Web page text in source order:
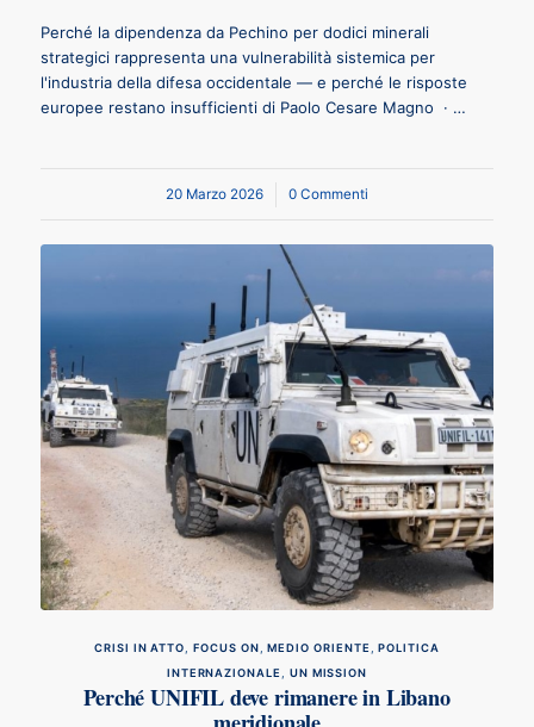
Perché la dipendenza da Pechino per dodici minerali
strategici rappresenta una vulnerabilità sistemica per
l'industria della difesa occidentale — e perché le risposte
europee restano insufficienti di Paolo Cesare Magno · …
20 Marzo 2026
/ 0 Commenti
CRISI IN ATTO, FOCUS ON , MEDIO ORIENTE , POLITICA
INTERNAZIONALE , UN MISSION
Perché UNIFIL deve rimanere in Libano